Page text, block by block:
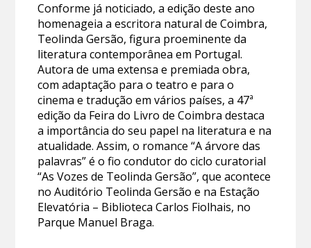
Conforme já noticiado, a edição deste ano
homenageia a escritora natural de Coimbra,
Teolinda Gersão, figura proeminente da
literatura contemporânea em Portugal.
Autora de uma extensa e premiada obra,
com adaptação para o teatro e para o
cinema e tradução em vários países, a 47ª
edição da Feira do Livro de Coimbra destaca
a importância do seu papel na literatura e na
atualidade. Assim, o romance “A árvore das
palavras” é o fio condutor do ciclo curatorial
“As Vozes de Teolinda Gersão”, que acontece
no Auditório Teolinda Gersão e na Estação
Elevatória – Biblioteca Carlos Fiolhais, no
Parque Manuel Braga.